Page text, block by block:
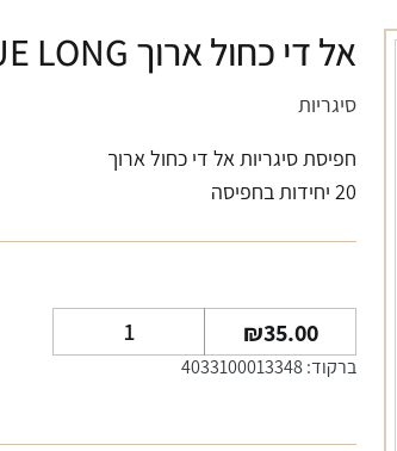
אל די כחול ארוך LD BLUE LONG
סיגריות
חפיסת סיגריות אל די כחול ארוך
20 יחידות בחפיסה
₪35.00
של
ברקוד: 4033100013348